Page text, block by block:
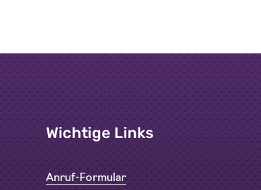
Wichtige Links
Anruf-Formular